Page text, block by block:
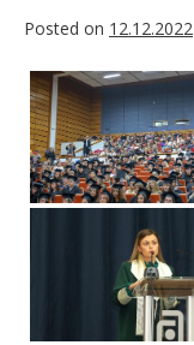
Posted on 12.12.2022